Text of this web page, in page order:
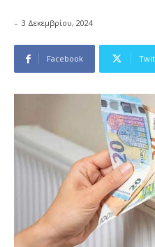
- 3 Δεκεμβρίου, 2024
Facebook